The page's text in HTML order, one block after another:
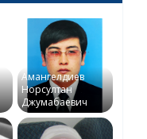
Амангелдиев
Норсултан
Джумабаевич